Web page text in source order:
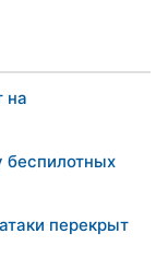
на
беспилотных
перекрыт